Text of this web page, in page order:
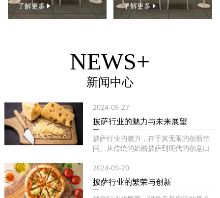
了解更多
了解更多
NEWS+
新闻中心
2024-09-27
披萨行业的魅力与未来展望
披萨行业的魅力，在于其无限的创新空
间。从传统的奶酪披萨到现代的创意口
2024-09-20
披萨行业的繁荣与创新